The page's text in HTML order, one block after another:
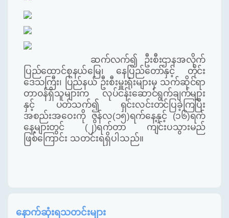
ဆက်လက်၍ ဦးစီးဌာနအလိုက်
ပြည်ထောင်စုနယ်မြေ၊ နေပြည်တော်နှင့် တိုင်း
ဒေသကြီး၊ ပြည်နယ် ဦးစီးမှူးရုံးများမှ သက်ဆိုင်ရာ
တာဝန်ရှိသူများက လုပ်ငန်းဆောင်ရွက်ချက်များ
နှင့် ပတ်သက်၍ ရှင်းလင်းတင်ပြခဲ့ကြပြီး
အစည်းအဝေးကို ဇွန်လ(၁၅)ရက်နေ့နှင့် (၁၆)ရက်
နေ့များတွင် (၂)ရက်တာ ကျင်းပသွားမည်
ဖြစ်ကြောင်း သတင်းရရှိပါသည်။
နောက်ဆုံးရသတင်းများ